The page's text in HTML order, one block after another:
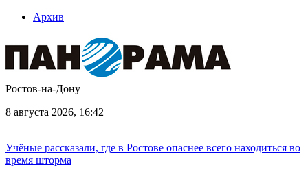
Архив
Ростов-на-Дону
8 августа 2026, 16:42
Учёные рассказали, где в Ростове опаснее всего находиться во
время шторма